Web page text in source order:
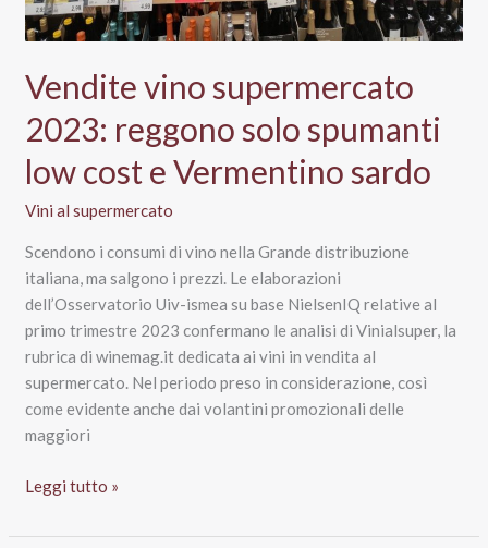
Vendite vino supermercato
2023: reggono solo spumanti
low cost e Vermentino sardo
Vini al supermercato
Scendono i consumi di vino nella Grande distribuzione
italiana, ma salgono i prezzi. Le elaborazioni
dell’Osservatorio Uiv-ismea su base NielsenIQ relative al
primo trimestre 2023 confermano le analisi di Vinialsuper, la
rubrica di winemag.it dedicata ai vini in vendita al
supermercato. Nel periodo preso in considerazione, così
come evidente anche dai volantini promozionali delle
maggiori
Vendite
supermercato
Leggi tutto »